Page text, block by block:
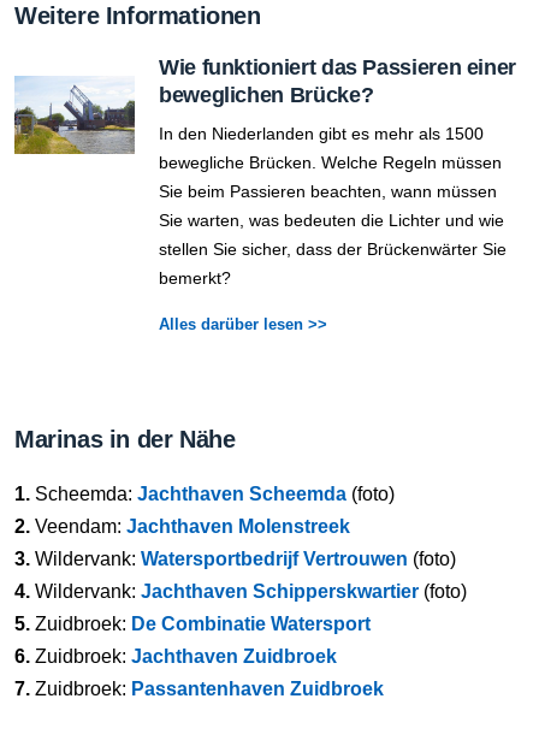
Weitere Informationen
Wie funktioniert das Passieren einer
beweglichen Brücke?
In den Niederlanden gibt es mehr als 1500
bewegliche Brücken. Welche Regeln müssen
Sie beim Passieren beachten, wann müssen
Sie warten, was bedeuten die Lichter und wie
stellen Sie sicher, dass der Brückenwärter Sie
bemerkt?
Alles darüber lesen >>
Marinas in der Nähe
1. Scheemda: Jachthaven Scheemda (foto)
2. Veendam: Jachthaven Molenstreek
3. Wildervank: Watersportbedrijf Vertrouwen (foto)
4. Wildervank: Jachthaven Schipperskwartier (foto)
5. Zuidbroek: De Combinatie Watersport
6. Zuidbroek: Jachthaven Zuidbroek
7. Zuidbroek: Passantenhaven Zuidbroek